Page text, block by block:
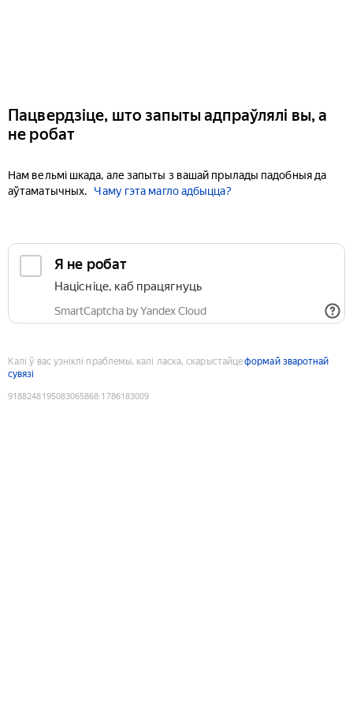
Пацвердзіце, што запыты адпраўлялі вы, а
не робат
Нам вельмі шкада, але запыты з вашай прылады падобныя да
аўтаматычных.
Чаму гэта магло адбыцца?
Я не робат
Націсніце, каб працягнуць
SmartCaptcha by Yandex Cloud
Калі ў вас узніклі праблемы, калі ласка, скарыстайцеформай зваротнай
сувязі
9188248195083065868:1786183009